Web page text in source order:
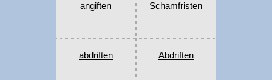
angiften Schamfristen
abdriften Abdriften